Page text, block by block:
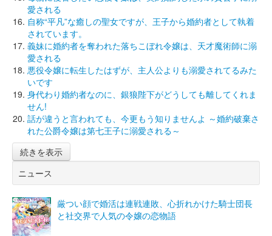
愛される
自称“平凡”な癒しの聖女ですが、王子から婚約者として執着
されています。
義妹に婚約者を奪われた落ちこぼれ令嬢は、天才魔術師に溺
愛される
悪役令嬢に転生したはずが、主人公よりも溺愛されてるみた
いです
身代わり婚約者なのに、銀狼陛下がどうしても離してくれま
せん!
話が違うと言われても、今更もう知りませんよ ～婚約破棄さ
れた公爵令嬢は第七王子に溺愛される～
続きを表示
ニュース
厳つい顔で婚活は連戦連敗、心折れかけた騎士団長
と社交界で人気の令嬢の恋物語